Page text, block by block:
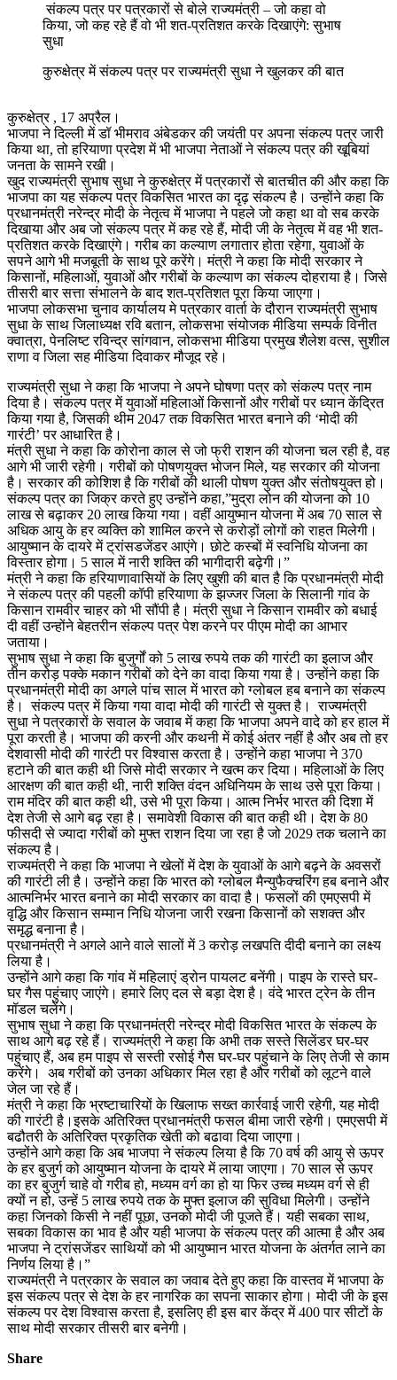
संकल्प पत्र पर पत्रकारों से बोले राज्यमंत्री – जो कहा वो
किया, जो कह रहे हैं वो भी शत-प्रतिशत करके दिखाएंगे: सुभाष
सुधा
कुरुक्षेत्र में संकल्प पत्र पर राज्यमंत्री सुधा ने खुलकर की बात
कुरुक्षेत्र , 17 अप्रैल।
भाजपा ने दिल्ली में डॉ भीमराव अंबेडकर की जयंती पर अपना संकल्प पत्र जारी
किया था, तो हरियाणा प्रदेश में भी भाजपा नेताओं ने संकल्प पत्र की खूबियां
जनता के सामने रखी।
खुद राज्यमंत्री सुभाष सुधा ने कुरुक्षेत्र में पत्रकारों से बातचीत की और कहा कि
भाजपा का यह संकल्प पत्र विकसित भारत का दृढ़ संकल्प है। उन्होंने कहा कि
प्रधानमंत्री नरेन्द्र मोदी के नेतृत्व में भाजपा ने पहले जो कहा था वो सब करके
दिखाया और अब जो संकल्प पत्र में कह रहे हैं, मोदी जी के नेतृत्व में वह भी शत-
प्रतिशत करके दिखाएंगे। गरीब का कल्याण लगातार होता रहेगा, युवाओं के
सपने आगे भी मजबूती के साथ पूरे करेंगे। मंत्री ने कहा कि मोदी सरकार ने
किसानों, महिलाओं, युवाओं और गरीबों के कल्याण का संकल्प दोहराया है। जिसे
तीसरी बार सत्ता संभालने के बाद शत-प्रतिशत पूरा किया जाएगा।
भाजपा लोकसभा चुनाव कार्यालय मे पत्रकार वार्ता के दौरान राज्यमंत्री सुभाष
सुधा के साथ जिलाध्यक्ष रवि बतान, लोकसभा संयोजक मीडिया सम्पर्क विनीत
क्वात्रा, पेनलिष्ट रविन्द्र सांगवान, लोकसभा मीडिया प्रमुख शैलेश वत्स, सुशील
राणा व जिला सह मीडिया दिवाकर मौजूद रहे।
राज्यमंत्री सुधा ने कहा कि भाजपा ने अपने घोषणा पत्र को संकल्प पत्र नाम
दिया है। संकल्प पत्र में युवाओं महिलाओं किसानों और गरीबों पर ध्यान केंद्रित
किया गया है, जिसकी थीम 2047 तक विकसित भारत बनाने की ‘मोदी की
गारंटी’ पर आधारित है।
मंत्री सुधा ने कहा कि कोरोना काल से जो फ्री राशन की योजना चल रही है, वह
आगे भी जारी रहेगी। गरीबों को पोषणयुक्त भोजन मिले, यह सरकार की योजना
है। सरकार की कोशिश है कि गरीबों की थाली पोषण युक्त और संतोषयुक्त हो।
संकल्प पत्र का जिक्र करते हुए उन्होंने कहा,”मुद्रा लोन की योजना को 10
लाख से बढ़ाकर 20 लाख किया गया। वहीं आयुष्मान योजना में अब 70 साल से
अधिक आयु के हर व्यक्ति को शामिल करने से करोड़ों लोगों को राहत मिलेगी।
आयुष्मान के दायरे में ट्रांसडजेंडर आएंगे। छोटे कस्बों में स्वनिधि योजना का
विस्तार होगा। 5 साल में नारी शक्ति की भागीदारी बढ़ेगी।”
मंत्री ने कहा कि हरियाणावासियों के लिए खुशी की बात है कि प्रधानमंत्री मोदी
ने संकल्प पत्र की पहली कॉपी हरियाणा के झज्जर जिला के सिलानी गांव के
किसान रामवीर चाहर को भी सौंपी है। मंत्री सुधा ने किसान रामवीर को बधाई
दी वहीं उन्होंने बेहतरीन संकल्प पत्र पेश करने पर पीएम मोदी का आभार
जताया।
सुभाष सुधा ने कहा कि बुजुर्गों को 5 लाख रुपये तक की गारंटी का इलाज और
तीन करोड़ पक्के मकान गरीबों को देने का वादा किया गया है। उन्होंने कहा कि
प्रधानमंत्री मोदी का अगले पांच साल में भारत को ग्लोबल हब बनाने का संकल्प
है। संकल्प पत्र में किया गया वादा मोदी की गारंटी से युक्त है। राज्यमंत्री
सुधा ने पत्रकारों के सवाल के जवाब में कहा कि भाजपा अपने वादे को हर हाल में
पूरा करती है। भाजपा की करनी और कथनी में कोई अंतर नहीं है और अब तो हर
देशवासी मोदी की गारंटी पर विश्वास करता है। उन्होंने कहा भाजपा ने 370
हटाने की बात कही थी जिसे मोदी सरकार ने खत्म कर दिया। महिलाओं के लिए
आरक्षण की बात कही थी, नारी शक्ति वंदन अधिनियम के साथ उसे पूरा किया।
राम मंदिर की बात कही थी, उसे भी पूरा किया। आत्म निर्भर भारत की दिशा में
देश तेजी से आगे बढ़ रहा है। समावेशी विकास की बात कही थी। देश के 80
फीसदी से ज्यादा गरीबों को मुफ्त राशन दिया जा रहा है जो 2029 तक चलाने का
संकल्प है।
राज्यमंत्री ने कहा कि भाजपा ने खेलों में देश के युवाओं के आगे बढ़ने के अवसरों
की गारंटी ली है। उन्होंने कहा कि भारत को ग्लोबल मैन्युफैक्चरिंग हब बनाने और
आत्मनिर्भर भारत बनाने का मोदी सरकार का वादा है। फसलों की एमएसपी में
वृद्धि और किसान सम्मान निधि योजना जारी रखना किसानों को सशक्त और
समृद्ध बनाना है।
प्रधानमंत्री ने अगले आने वाले सालों में 3 करोड़ लखपति दीदी बनाने का लक्ष्य
लिया है।
उन्होंने आगे कहा कि गांव में महिलाएं ड्रोन पायलट बनेंगी। पाइप के रास्ते घर-
घर गैस पहुंचाए जाएंगे। हमारे लिए दल से बड़ा देश है। वंदे भारत ट्रेन के तीन
मॉडल चलेंगे।
सुभाष सुधा ने कहा कि प्रधानमंत्री नरेन्द्र मोदी विकसित भारत के संकल्प के
साथ आगे बढ़ रहे हैं। राज्यमंत्री ने कहा कि अभी तक सस्ते सिलेंडर घर-घर
पहुंचाए हैं, अब हम पाइप से सस्ती रसोई गैस घर-घर पहुंचाने के लिए तेजी से काम
करेंगे। अब गरीबों को उनका अधिकार मिल रहा है और गरीबों को लूटने वाले
जेल जा रहे हैं।
मंत्री ने कहा कि भ्रष्टाचारियों के खिलाफ सख्त कार्रवाई जारी रहेगी, यह मोदी
की गारंटी है।इसके अतिरिक्त प्रधानमंत्री फसल बीमा जारी रहेगी। एमएसपी में
बढौतरी के अतिरिक्त प्रकृतिक खेती को बढावा दिया जाएगा।
उन्होंने आगे कहा कि अब भाजपा ने संकल्प लिया है कि 70 वर्ष की आयु से ऊपर
के हर बुजुर्ग को आयुष्मान योजना के दायरे में लाया जाएगा। 70 साल से ऊपर
का हर बुजुर्ग चाहे वो गरीब हो, मध्यम वर्ग का हो या फिर उच्च मध्यम वर्ग से ही
क्यों न हो, उन्हें 5 लाख रुपये तक के मुफ्त इलाज की सुविधा मिलेगी। उन्होंने
कहा जिनको किसी ने नहीं पूछा, उनको मोदी जी पूजते हैं। यही सबका साथ,
सबका विकास का भाव है और यही भाजपा के संकल्प पत्र की आत्मा है और अब
भाजपा ने ट्रांसजेंडर साथियों को भी आयुष्मान भारत योजना के अंतर्गत लाने का
निर्णय लिया है।”
राज्यमंत्री ने पत्रकार के सवाल का जवाब देते हुए कहा कि वास्तव में भाजपा के
इस संकल्प पत्र से देश के हर नागरिक का सपना साकार होगा। मोदी जी के इस
संकल्प पर देश विश्वास करता है, इसलिए ही इस बार केंद्र में 400 पार सीटों के
साथ मोदी सरकार तीसरी बार बनेगी।
Share